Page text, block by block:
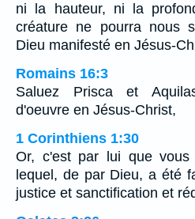
ni la hauteur, ni la
créature ne pourra nous
Dieu manifesté en Jésus-
Romains 16:3
Saluez Prisca et
d'oeuvre en Jésus-Christ,
1 Corinthiens 1:30
Or, c'est par lui que vous
lequel, de par Dieu, a été
justice et sanctification et